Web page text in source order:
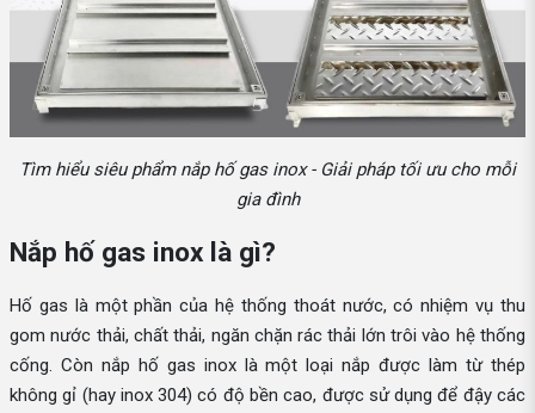
Tìm hiểu siêu phẩm nắp hố gas inox - Giải pháp tối ưu cho mỗi
gia đình
Nắp hố gas inox là gì?
Hố gas là một phần của hệ thống thoát nước, có nhiệm vụ thu
gom nước thải, chất thải, ngăn chặn rác thải lớn trôi vào hệ thống
cống. Còn nắp hố gas inox là một loại nắp được làm từ thép
không gỉ (hay inox 304) có độ bền cao, được sử dụng để đậy các